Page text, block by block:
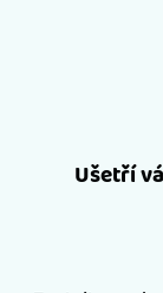
Ušetří